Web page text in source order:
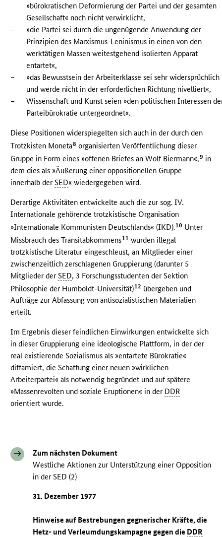
»bürokratischen Deformierung der Partei und der gesamten
Gesellschaft« noch nicht verwirklicht,
–
»die Partei sei durch die ungenügende Anwendung der
Prinzipien des Marxismus-Leninismus in einen von den
werktätigen Massen weitestgehend isolierten Apparat
entartet«,
–
»das Bewusstsein der Arbeiterklasse sei sehr widersprüchlich
und werde nicht in der erforderlichen Richtung nivelliert«,
–
Wissenschaft und Kunst seien »den politischen Interessen
Parteibürokratie untergeordnet«.
Diese Positionen widerspiegelten sich auch in der durch den
Trotzkisten Moneta8 organisierten Veröffentlichung dieser
Gruppe in Form eines »offenen Briefes an Wolf Biermann«,9 in
dem dies als »Äußerung einer oppositionellen Gruppe
innerhalb derSED« wiedergegeben wird.
Derartige Aktivitäten entwickelte auch die zur sog. IV.
Internationale gehörende trotzkistische Organisation
»Internationale Kommunisten Deutschlands« (IKD).10 Unter
Missbrauch des Transitabkommens11 wurden illegal
trotzkistische Literatur eingeschleust, an Mitglieder einer
zwischenzeitlich zerschlagenen Gruppierung (darunter 5
Mitglieder derSED, 3 Forschungsstudenten der Sektion
Philosophie der Humboldt-Universität)12 übergeben und
Aufträge zur Abfassung von antisozialistischen Materialien
erteilt.
Im Ergebnis dieser feindlichen Einwirkungen entwickelte sich
in dieser Gruppierung eine ideologische Plattform, in der der
real existierende Sozialismus als »entartete Bürokratie«
diffamiert, die Schaffung einer neuen »wirklichen
Arbeiterpartei« als notwendig begründet und auf spätere
»Massenrevolten und soziale Eruptionen« in der DDR
orientiert wurde.
Zum nächsten Dokument
Westliche Aktionen zur Unterstützung einer Opposition
in der SED (2)
31. Dezember 1977
Hinweise auf Bestrebungen gegnerischer Kräfte, die
Hetz- und Verleumdungskampagne gegen die DDR